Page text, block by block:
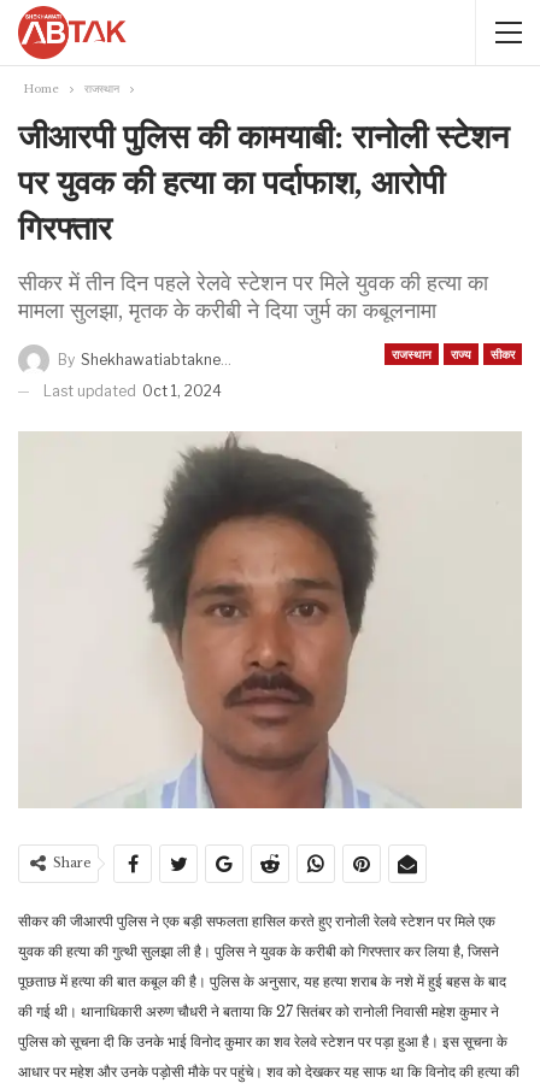
Home राजस्थान
जीआरपी पुलिस की कामयाबी: रानोली स्टेशन
पर युवक की हत्या का पर्दाफाश, आरोपी
गिरफ्तार
सीकर में तीन दिन पहले रेलवे स्टेशन पर मिले युवक की हत्या का
मामला सुलझा, मृतक के करीबी ने दिया जुर्म का कबूलनामा
राजस्थान राज्य सीकर
By Shekhawatiabtaknews
Last updated Oct 1, 2024
Share
सीकर की जीआरपी पुलिस ने एक बड़ी सफलता हासिल करते हुए रानोली रेलवे स्टेशन पर मिले एक
युवक की हत्या की गुत्थी सुलझा ली है। पुलिस ने युवक के करीबी को गिरफ्तार कर लिया है, जिसने
पूछताछ में हत्या की बात कबूल की है। पुलिस के अनुसार, यह हत्या शराब के नशे में हुई बहस के बाद
की गई थी। थानाधिकारी अरुण चौधरी ने बताया कि 27 सितंबर को रानोली निवासी महेश कुमार ने
पुलिस को सूचना दी कि उनके भाई विनोद कुमार का शव रेलवे स्टेशन पर पड़ा हुआ है। इस सूचना के
आधार पर महेश और उनके पड़ोसी मौके पर पहुंचे। शव को देखकर यह साफ था कि विनोद की हत्या की